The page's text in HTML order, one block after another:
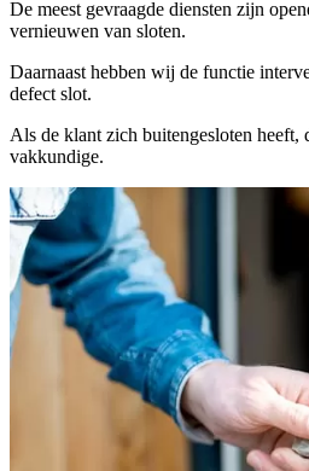
De meest gevraagde diensten zijn
vernieuwen van sloten.
Daarnaast hebben wij de functie
defect slot.
Als de klant zich buitengesloten heeft,
vakkundige.